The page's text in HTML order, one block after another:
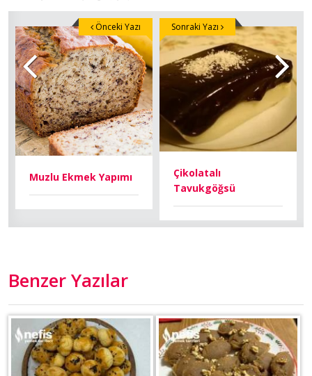
Muzlu Ekmek Yapımı
Önceki Yazı
Çikolatalı
Tavukgöğsü
Sonraki Yazı
Benzer Yazılar